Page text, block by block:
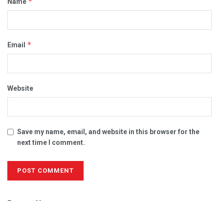
Name
Email *
Website
Save my name, email, and website in this browser for the
next time I comment.